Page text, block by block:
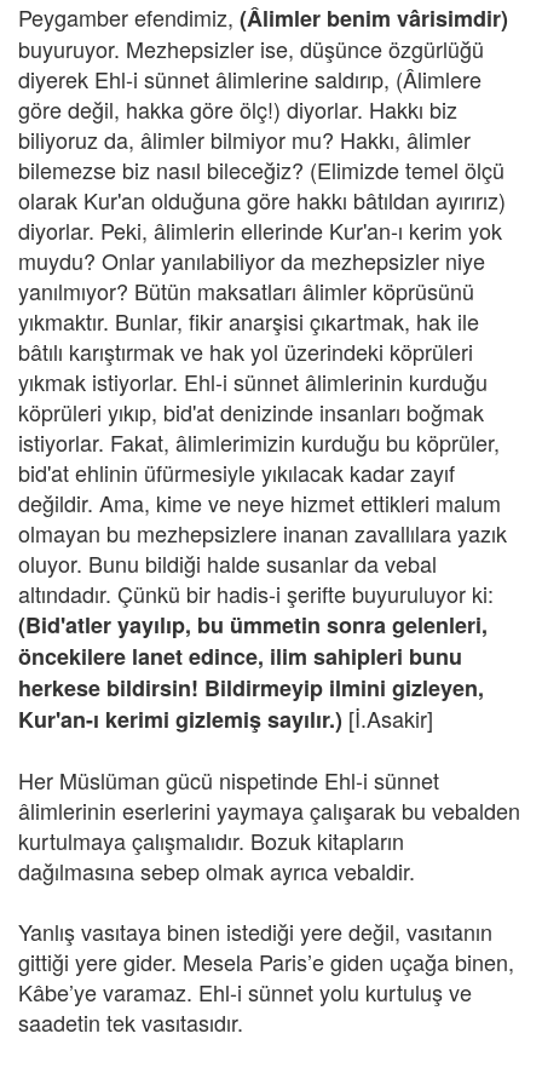
Peygamber efendimiz, (Âlimler benim vârisimdir)
buyuruyor. Mezhepsizler ise, düşünce özgürlüğü
diyerek Ehl-i sünnet âlimlerine saldırıp, (Âlimlere
göre değil, hakka göre ölç!) diyorlar. Hakkı biz
biliyoruz da, âlimler bilmiyor mu? Hakkı, âlimler
bilemezse biz nasıl bileceğiz? (Elimizde temel ölçü
olarak Kur'an olduğuna göre hakkı bâtıldan ayırırız)
diyorlar. Peki, âlimlerin ellerinde Kur'an-ı kerim yok
muydu? Onlar yanılabiliyor da mezhepsizler niye
yanılmıyor? Bütün maksatları âlimler köprüsünü
yıkmaktır. Bunlar, fikir anarşisi çıkartmak, hak ile
bâtılı karıştırmak ve hak yol üzerindeki köprüleri
yıkmak istiyorlar. Ehl-i sünnet âlimlerinin kurduğu
köprüleri yıkıp, bid'at denizinde insanları boğmak
istiyorlar. Fakat, âlimlerimizin kurduğu bu köprüler,
bid'at ehlinin üfürmesiyle yıkılacak kadar zayıf
değildir. Ama, kime ve neye hizmet ettikleri malum
olmayan bu mezhepsizlere inanan zavallılara yazık
oluyor. Bunu bildiği halde susanlar da vebal
altındadır. Çünkü bir hadis-i şerifte buyuruluyor ki:
(Bid'atler yayılıp, bu ümmetin sonra gelenleri,
öncekilere lanet edince, ilim sahipleri bunu
herkese bildirsin! Bildirmeyip ilmini gizleyen,
Kur'an-ı kerimi gizlemiş sayılır.) [İ.Asakir]
Her Müslüman gücü nispetinde Ehl-i sünnet
âlimlerinin eserlerini yaymaya çalışarak bu vebalden
kurtulmaya çalışmalıdır. Bozuk kitapların
dağılmasına sebep olmak ayrıca vebaldir.
Yanlış vasıtaya binen istediği yere değil, vasıtanın
gittiği yere gider. Mesela Paris’e giden uçağa binen,
Kâbe’ye varamaz. Ehl-i sünnet yolu kurtuluş ve
saadetin tek vasıtasıdır.